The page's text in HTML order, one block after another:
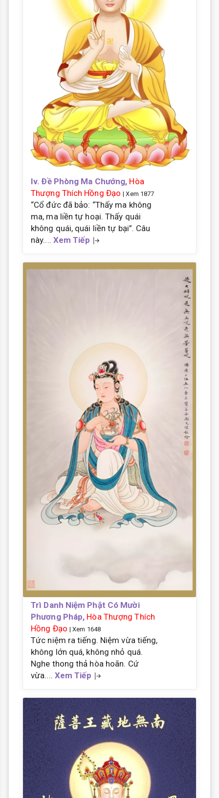
Iv. Ðề Phòng Ma Chướng, Hòa
Thượng Thích Hồng Đạo | Xem 1877
“Cổ đức đã bảo: “Thấy ma không
ma, ma liền tự hoại. Thấy quái
không quái, quái liền tự bại”. Câu
này.... Xem Tiếp
Trì Danh Niệm Phật Có Mười
Phương Pháp, Hòa Thượng Thích
Hồng Đạo | Xem 1648
Tức niệm ra tiếng. Niệm vừa tiếng,
không lớn quá, không nhỏ quá.
Nghe thong thả hòa hoãn. Cứ
vừa.... Xem Tiếp